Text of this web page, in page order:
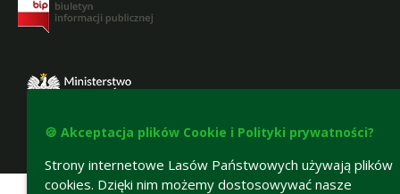
Deklaracja dostępności
🍪 Akceptacja plików Cookie i Polityki prywatności?
Strony internetowe Lasów Państwowych używają plików
cookies. Dzięki nim możemy dostosowywać nasze